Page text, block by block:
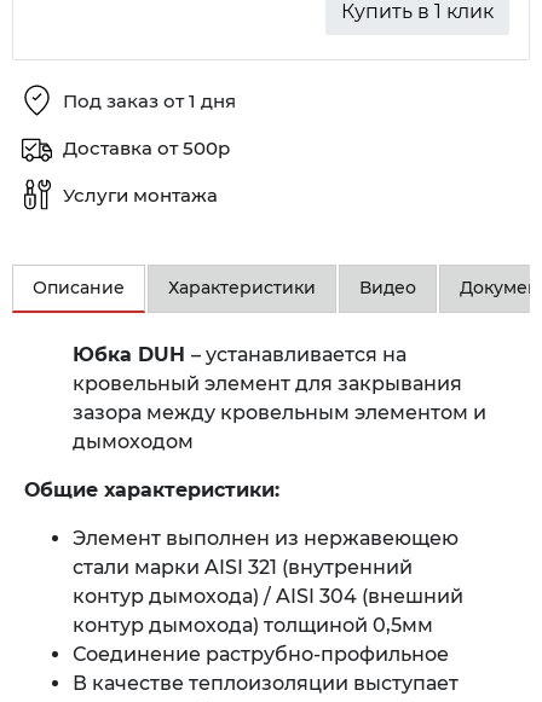
Купить в 1 клик
Под заказ от 1 дня
Доставка от 500р
Услуги монтажа
Описание Характеристики Видео
Юбка DUH – устанавливается на
кровельный элемент для закрывания
зазора между кровельным элементом и
дымоходом
Общие характеристики:
Элемент выполнен из нержавеющею
стали марки AISI 321 (внутренний
контур дымохода) / AISI 304 (внешний
контур дымохода) толщиной 0,5мм
Соединение раструбно-профильное
В качестве теплоизоляции выступает